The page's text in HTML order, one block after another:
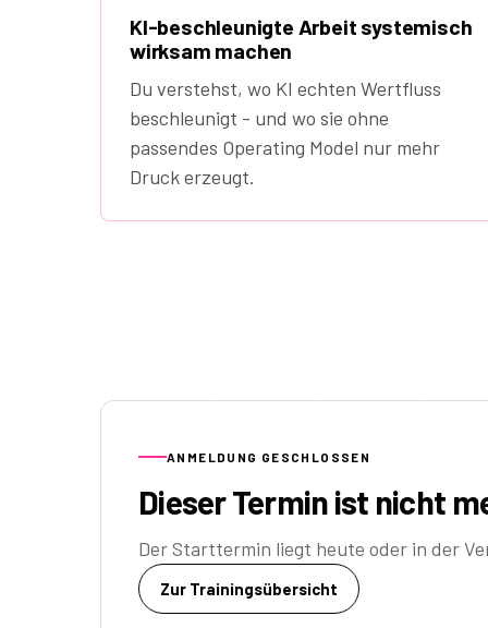
KI-beschleunigte Arbeit systemisch
wirksam machen
Du verstehst, wo KI echten Wertfluss
beschleunigt - und wo sie ohne
passendes Operating Model nur mehr
Druck erzeugt.
ANMELDUNG GESCHLOSSEN
Dieser Termin ist nicht
Der Starttermin liegt heute oder in der
Zur Trainingsübersicht